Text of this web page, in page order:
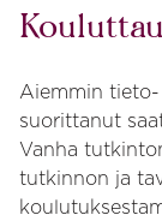
Aiemmin
suorittanut
Vanha
tutkinnon ja